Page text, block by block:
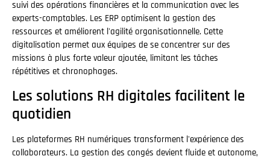
suivi des opérations financières et la communication avec les
experts-comptables. Les ERP optimisent la gestion des
ressources et améliorent l'agilité organisationnelle. Cette
digitalisation permet aux équipes de se concentrer sur des
missions à plus forte valeur ajoutée, limitant les tâches
répétitives et chronophages.
Les solutions RH digitales facilitent le
quotidien
Les plateformes RH numériques transforment l'expérience des
collaborateurs. La gestion des congés devient fluide et autonome,